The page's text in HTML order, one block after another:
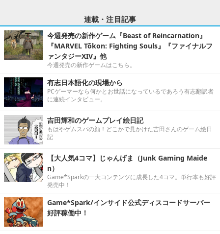
連載・注目記事
今週発売の新作ゲーム『Beast of Reincarnation』
『MARVEL Tōkon: Fighting Souls』『ファイナルフ
ァンタジーXIV』他
今週発売の新作ゲームはこちら。
有志日本語化の現場から
PCゲーマーなら何かとお世話になっているであろう有志翻訳者
に連続インタビュー。
吉田輝和のゲームプレイ絵日記
もはやゲムスパの顔！どこかで見かけた吉田さんのゲーム絵日
記
【大人気4コマ】じゃんげま（Junk Gaming Maide
n）
Game*Sparkの一大コンテンツに成長した4コマ。単行本も好評
発売中！
Game*Spark/インサイド公式ディスコードサーバー
好評稼働中！